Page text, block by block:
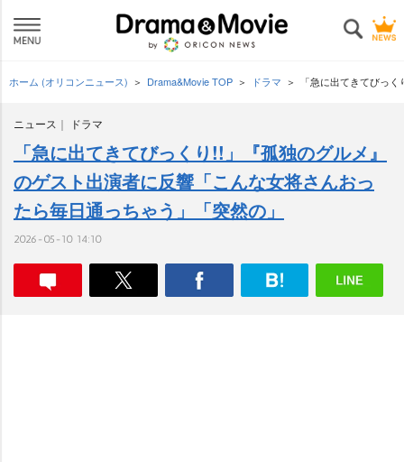
ホーム (オリコンニュース) Drama&Movie TOP ドラマ 「急に出てきてびっ
ニュース ドラマ
「急に出てきてびっくり!!」『孤独のグルメ』
のゲスト出演者に反響「こんな女将さんおっ
たら毎日通っちゃう」「突然の」
2026-05-10 14:10